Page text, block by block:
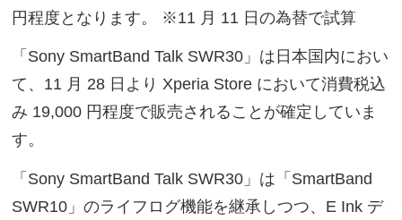
円程度となります。 ※11 月 11 日の為替で試算
「Sony SmartBand Talk SWR30」は日本国内におい
て、11 月 28 日より Xperia Store において消費税込
み 19,000 円程度で販売されることが確定していま
す。
「Sony SmartBand Talk SWR30」は「SmartBand
SWR10」のライフログ機能を継承しつつ、E Ink デ